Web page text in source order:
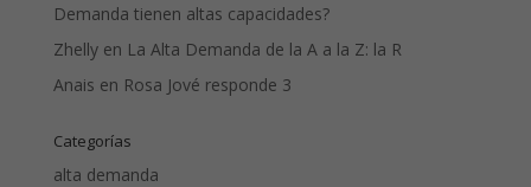
Demanda tienen altas capacidades?
Zhellyen La Alta Demanda de la A a la Z: la R
Anais en Rosa Jové responde 3
Categorías
alta demanda